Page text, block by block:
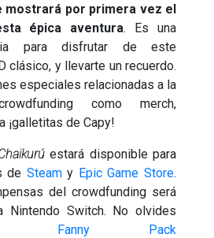
mostrará por primera vez el
épica aventura. Es una
para disfrutar de este
clásico, y llevarte un recuerdo.
especiales relacionadas a la
como merch,
¡galletitas de Capy!
estará disponible para
de Steamy Epic Game Store.
del crowdfunding será
Nintendo Switch. No olvides
a Fanny Pack